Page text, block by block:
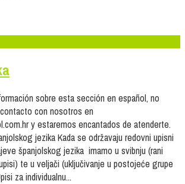
sobre esta sección en español, no
con nosotros en
y estaremos encantados de atenderte.
jezika Kada se održavaju redovni upisni
španjolskog jezika imamo u svibnju (rani
te u veljači (uključivanje u postojeće grupe
za individualnu...